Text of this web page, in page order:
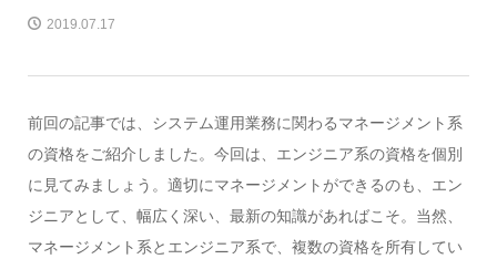
2019.07.17
前回の記事では、システム運用業務に関わるマネージメント系
の資格をご紹介しました。今回は、エンジニア系の資格を個別
に見てみましょう。適切にマネージメントができるのも、エン
ジニアとして、幅広く深い、最新の知識があればこそ。当然、
マネージメント系とエンジニア系で、複数の資格を所有してい